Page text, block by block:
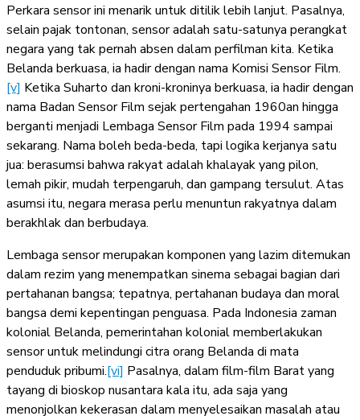
Perkara sensor ini menarik untuk ditilik lebih lanjut. Pasalnya,
selain pajak tontonan, sensor adalah satu-satunya perangkat
negara yang tak pernah absen dalam perfilman kita. Ketika
Belanda berkuasa, ia hadir dengan nama Komisi Sensor Film.
[v] Ketika Suharto dan kroni-kroninya berkuasa, ia hadir dengan
nama Badan Sensor Film sejak pertengahan 1960an hingga
berganti menjadi Lembaga Sensor Film pada 1994 sampai
sekarang. Nama boleh beda-beda, tapi logika kerjanya satu
jua: berasumsi bahwa rakyat adalah khalayak yang pilon,
lemah pikir, mudah terpengaruh, dan gampang tersulut. Atas
asumsi itu, negara merasa perlu menuntun rakyatnya dalam
berakhlak dan berbudaya.
Lembaga sensor merupakan komponen yang lazim ditemukan
dalam rezim yang menempatkan sinema sebagai bagian dari
pertahanan bangsa; tepatnya, pertahanan budaya dan moral
bangsa demi kepentingan penguasa. Pada Indonesia zaman
kolonial Belanda, pemerintahan kolonial memberlakukan
sensor untuk melindungi citra orang Belanda di mata
penduduk pribumi.[vi] Pasalnya, dalam film-film Barat yang
tayang di bioskop nusantara kala itu, ada saja yang
menonjolkan kekerasan dalam menyelesaikan masalah atau